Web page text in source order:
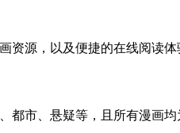
资源，以及便捷的在线阅读体
市、悬疑等，且所有漫画